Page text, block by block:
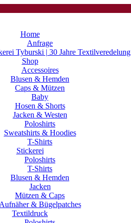
Home
Anfrage
Tyburski | 30 Jahre Textilveredelung
Shop
Accessoires
Blusen & Hemden
Caps & Mützen
Baby
Hosen & Shorts
Jacken & Westen
Poloshirts
Sweatshirts & Hoodies
T-Shirts
Stickerei
Poloshirts
T-Shirts
Blusen & Hemden
Jacken
Mützen & Caps
Aufnäher & Bügelpatches
Textildruck